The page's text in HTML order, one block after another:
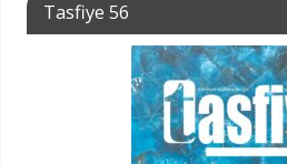
Tasfiye 56